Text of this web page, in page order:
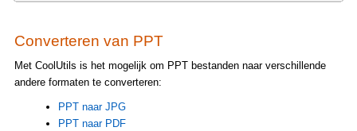
Converteren van PPT
Met CoolUtils is het mogelijk om PPT bestanden naar verschillende
andere formaten te converteren:
PPT naar JPG
PPT naar PDF